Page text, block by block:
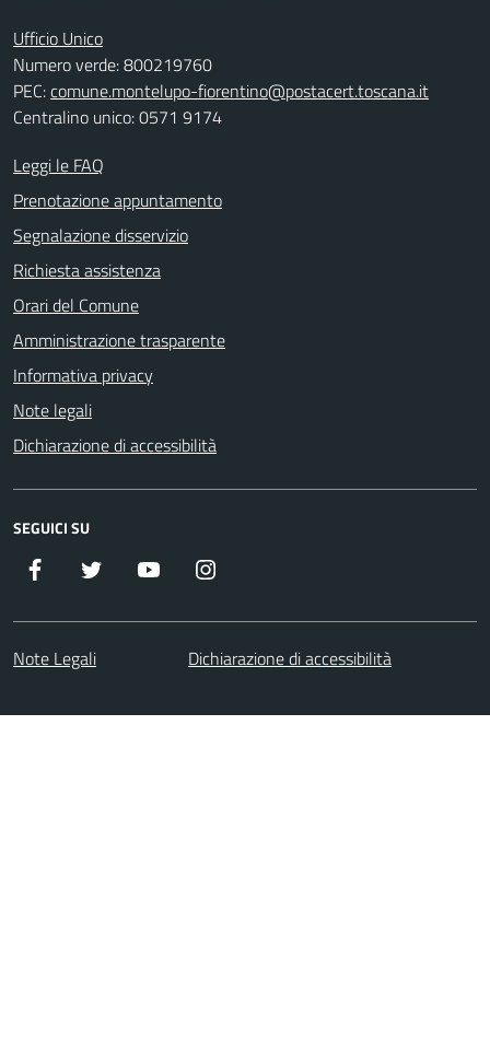
Ufficio Unico
Numero verde: 800219760
PEC:comune.montelupo-fiorentino@postacert.toscana.it
Centralino unico: 0571 9174
Leggi le FAQ
Prenotazione appuntamento
Segnalazione disservizio
Richiesta assistenza
Orari del Comune
Amministrazione trasparente
Informativa privacy
Note legali
Dichiarazione di accessibilità
SEGUICI SU
Facebook Twitter Youtube
Note Legali Dichiarazione di accessibilità